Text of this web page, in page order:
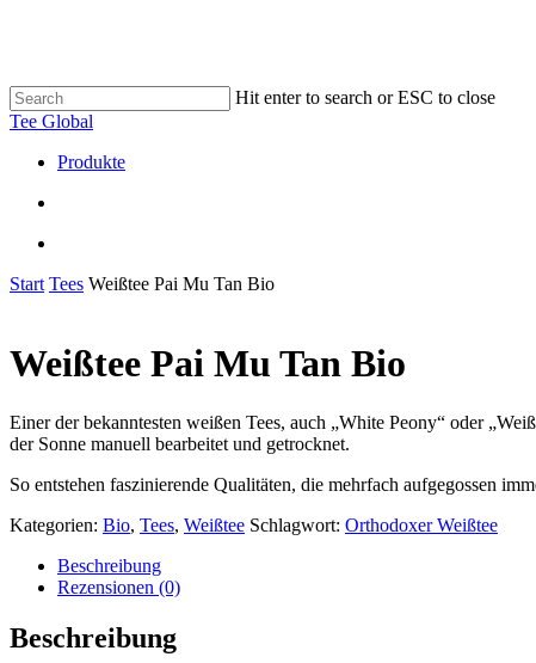
content
Hit enter to search or ESC to close
Close
Tee Global
search
Menu
Produkte
Start Tees Weißtee Pai Mu Tan Bio
Weißtee Pai Mu Tan Bio
Einer der bekanntesten weißen Tees, auch „White Peony“ oder
der Sonne manuell bearbeitet und getrocknet.
So entstehen faszinierende Qualitäten, die mehrfach aufgegossen
Kategorien: Bio, Tees, Weißtee Schlagwort: Orthodoxer Weißtee
Beschreibung
Rezensionen (0)
Beschreibung